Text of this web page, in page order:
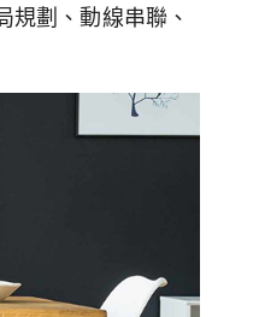
劃、動線串聯、